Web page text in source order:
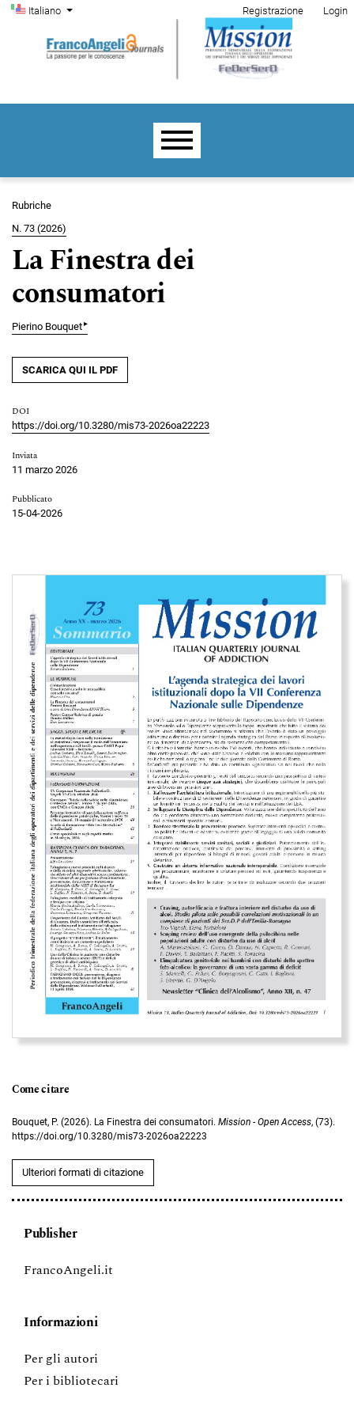
Salta al menu principale di navigazione
Salta al contenuto principale
Salta al piè di pagina del sito
Cambia la lingua. La lingua corrente è:
Italiano
Menu di amministrazione
Registrazione Login
Menu principale
Rubriche
N. 73 (2026)
La Finestra dei
consumatori
Pierino Bouquet▸
SCARICA QUI IL PDF
DOI
https://doi.org/10.3280/mis73-2026oa22223
Inviata
11 marzo 2026
Pubblicato
15-04-2026
Immagine di copertina
Come citare
Bouquet, P. (2026). La Finestra dei consumatori. Mission - Open Access, (73).
https://doi.org/10.3280/mis73-2026oa22223
Ulteriori formati di citazione
Publisher
FrancoAngeli.it
Informazioni
Per gli autori
Per i bibliotecari